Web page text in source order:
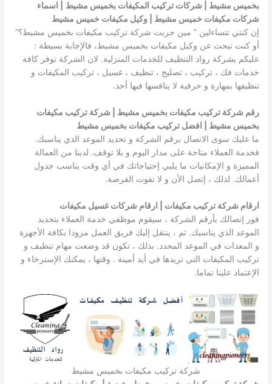
بخميس مشيط | شركات تركيب المكيفات بخميس مشيط
| اسماء
شركات مكيفات خميس مشيط | وكيل مكيفات خميس مشيط
إن كنتي تتساءلين ” مين جربت شركة تركيب مكيفات بخميس مشيط؟”
أو كنت تبحث عن وكيل مكيفات بخميس مشيط، فالإجابة بسيطة :
عليكم بشركة رواد التنظيف للخدمات المنزلية. لان الشركة توفر كافة
خدمات فك ، تركيب ، تصليح ، تنظيف ، غسيل ، تركيب المكيفات و
تنظيفها بمهارة و حرفية لا ينافسها فيها أحد.
رقم شركة تركيب مكيفات بخميس مشيط | شركة تركيب مكيفات
بخميس مشيط | افضل تركيب مكيفات بخميس مشيط
ما عليك سوى الاتصال برقم الشركة و تحديد الموعد الذي يناسبك.
فخدمة العملاء متاحة على مدار اليوم و بلا توقف. لدينا من العمالة
المميزة و الإمكانيات ما يلبي إحتياجاتك في أي وقت يناسب جدول
أعمالك. لذلك ، إتصل الأن و لا تفوت الفرصة.
ارقام شركة تركيب مكيفات | ارقام شركات غسيل مكيفات
فور إتصالك بأرقم الشركة ، سيقوم موظفي خدمة العملاء بتحديد
الموعد الذي يناسبك. ثم ، ينتقل إليك فريق العمل مزودا بكافة الأجهزة
و المعدات في الموعد المحدد. بذلك ، تكون قد وضعت مهام تنظيف و
تركيب المكيفات التي تريدها في أيد أمينة . وقتها ، يمكنك الإسترخاء و
الإعتماد علينا تماما.
شركة تركيب مكيفات بخميس مشيط